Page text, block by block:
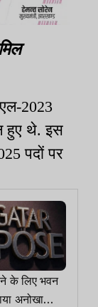
2023
हुए थे. इस
पदों पर
के लिए भवन
अनोखा